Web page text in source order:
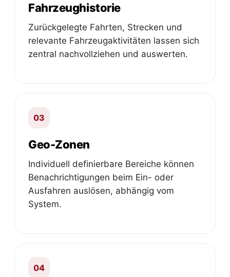
Fahrzeughistorie
Zurückgelegte Fahrten, Strecken und
relevante Fahrzeugaktivitäten lassen sich
zentral nachvollziehen und auswerten.
03
Geo-Zonen
Individuell definierbare Bereiche können
Benachrichtigungen beim Ein- oder
Ausfahren auslösen, abhängig vom
System.
04